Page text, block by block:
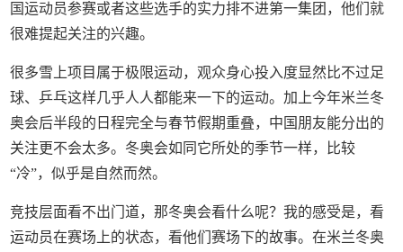
国运动员参赛或者这些选手的实力排不进第一集团，他们就
很难提起关注的兴趣。
很多雪上项目属于极限运动，观众身心投入度显然比不过足
球、乒乓这样几乎人人都能来一下的运动。加上今年米兰冬
奥会后半段的日程完全与春节假期重叠，中国朋友能分出的
关注更不会太多。冬奥会如同它所处的季节一样，比较
“冷”，似乎是自然而然。
竞技层面看不出门道，那冬奥会看什么呢？我的感受是，看
运动员在赛场上的状态，看他们赛场下的故事。在米兰冬奥